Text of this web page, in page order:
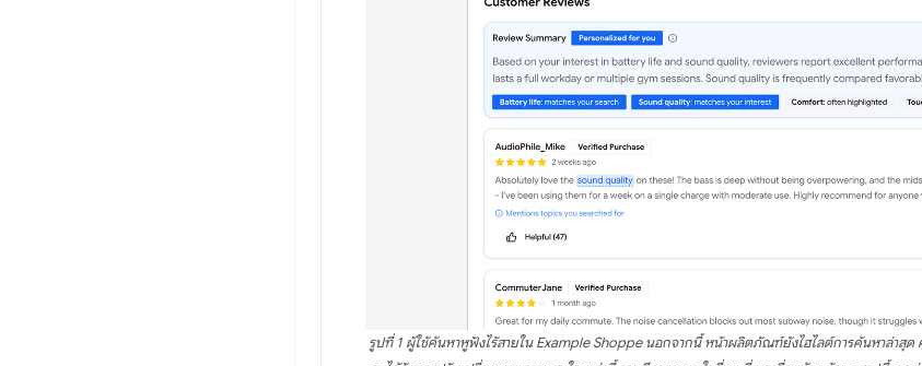
รูปที่ 1 ผู้ใช้ค้นหาหูฟังไร้สายใน Example Shoppe นอกจากนี้ หน้าผลิตภัณฑ์ยังไฮไลต์การค้นหาล่าสุด